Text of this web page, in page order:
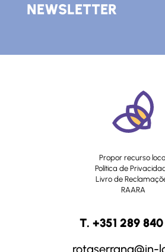
NEWSLETTER
Propor recurso
Política de
Livro de
RAARA
T. +351 289
rotaserrana@in-